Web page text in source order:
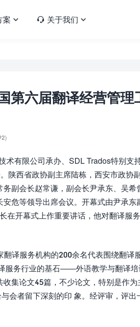
案   关于我们 
第六届翻译经营管理
有限公司承办、SDL Trados特别支
陕西省政协副主席陆栋，西安市政协
副会长赵常谦，副会长尹承东、吴希
危等领导出席会议。开幕式由尹承东
在开幕式上作重要讲话，他对翻译服
译服务机构的200余名代表围绕翻译
务行业的基石——外语教学与翻译培
集论文45篇，不少论文，特别是作为
会者留下深刻的印 象。经评审，评出